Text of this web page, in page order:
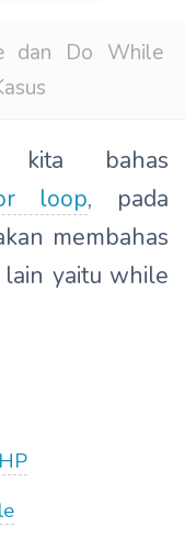
dan Do While
kita bahas
loop, pada
membahas
yaitu while